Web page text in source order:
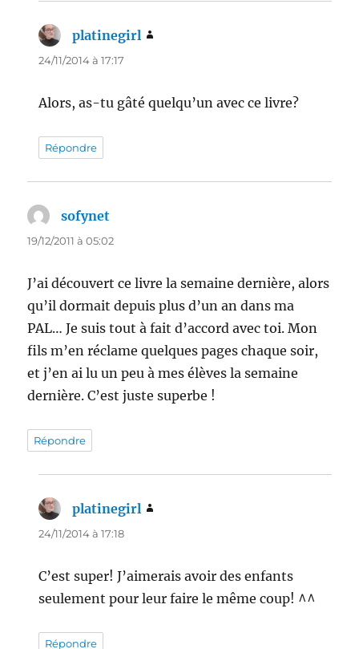
platinegirl
24/11/2014 à 17:17
Alors, as-tu gâté quelqu’un avec ce livre?
Répondre
sofynet
19/12/2011 à 05:02
J’ai découvert ce livre la semaine dernière, alors
qu’il dormait depuis plus d’un an dans ma
PAL… Je suis tout à fait d’accord avec toi. Mon
fils m’en réclame quelques pages chaque soir,
et j’en ai lu un peu à mes élèves la semaine
dernière. C’est juste superbe !
Répondre
platinegirl
24/11/2014 à 17:18
C’est super! J’aimerais avoir des enfants
seulement pour leur faire le même coup! ^^
Répondre